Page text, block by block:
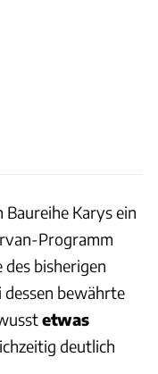
Karys ein
Programm
bisherigen
bewährte
etwas
deutlich